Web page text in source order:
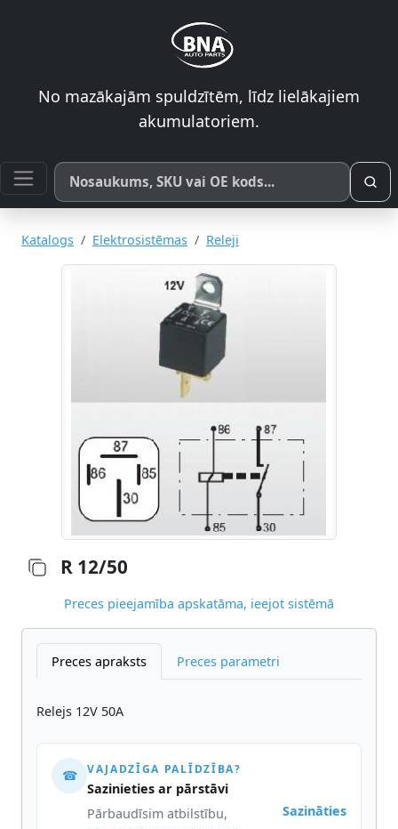
No mazākajām spuldzītēm, līdz lielākajiem
akumulatoriem.
Meklēt pēc produkta nosaukuma, SKU vai OE koda
Katalogs Elektrosistēmas Releji
R 12/50
Preces pieejamība apskatāma, ieejot sistēmā
Preces apraksts Preces parametri
Relejs 12V 50A
☎ VAJADZĪGA PALĪDZĪBA?
Sazinieties ar pārstāvi
Pārbaudīsim atbilstību,
Sazināties